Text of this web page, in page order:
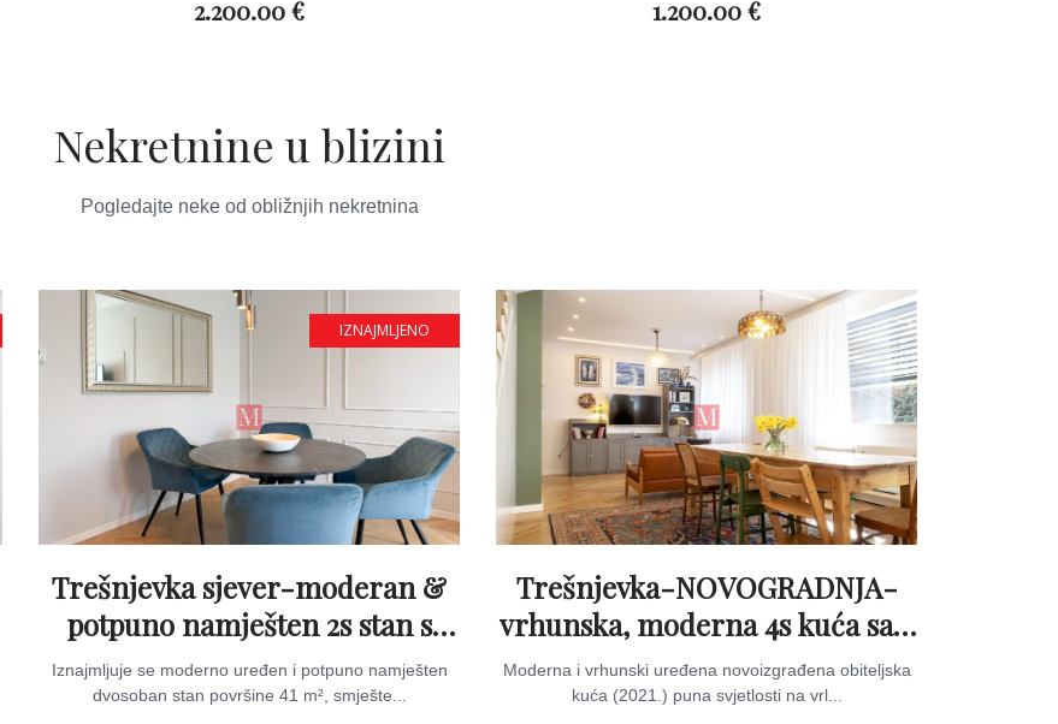
2.200.00 € 1.200.00 €
Nekretnine u blizini
Pogledajte neke od obližnjih nekretnina
IZNAJMLJENO
Trešnjevka sjever-moderan &
potpuno namješten 2s stan s
balkonom
Iznajmljuje se moderno uređen i potpuno namješten
dvosoban stan površine 41 m², smješte...
Trešnjevka-NOVOGRADNJA-
vrhunska, moderna 4s kuća sa 2
parkinga u blizini Cibone
Moderna i vrhunski uređena novoizgrađena obiteljska
kuća (2021.) puna svjetlosti na vrl...